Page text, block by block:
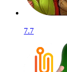
7.7